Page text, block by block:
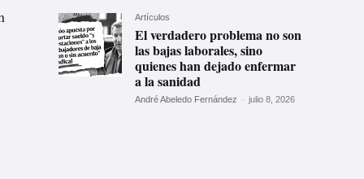
Artículos
El verdadero problema no son
las bajas laborales, sino
quienes han dejado enfermar
a la sanidad
André Abeledo Fernández - julio 8, 2026